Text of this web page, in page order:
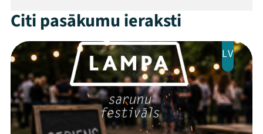
Veikals
Kontakti
Citi pasākumu ieraksti
LV